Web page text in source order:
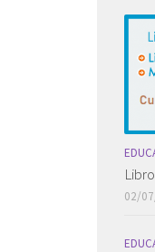
02/